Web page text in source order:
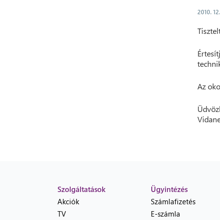
2010.
Az
Szolgáltatások
Akciók
TV
Ügyintézés
Számlafizetés
E-számla